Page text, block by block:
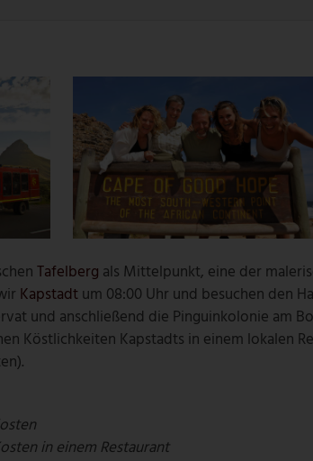
Tafelberg als Mittelpunkt, eine der
Kapstadtum 08:00 Uhr und besuchen den
und anschließend die Pinguinkolonie am
Köstlichkeiten Kapstadts in einem lokalen
in einem Restaurant